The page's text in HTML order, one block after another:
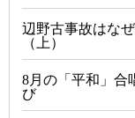
辺野古事故はな
（上）
8月の「平和」合
び